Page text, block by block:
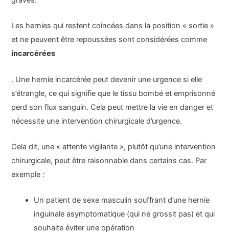
Les hernies qui restent coincées dans la position « sortie »
et ne peuvent être repoussées sont considérées comme
incarcérées
. Une hernie incarcérée peut devenir une urgence si elle
s’étrangle, ce qui signifie que le tissu bombé et emprisonné
perd son flux sanguin. Cela peut mettre la vie en danger et
nécessite une intervention chirurgicale d’urgence.
Cela dit, une « attente vigilante », plutôt qu’une intervention
chirurgicale, peut être raisonnable dans certains cas. Par
exemple :
Un patient de sexe masculin souffrant d’une hernie
inguinale asymptomatique (qui ne grossit pas) et qui
souhaite éviter une opération